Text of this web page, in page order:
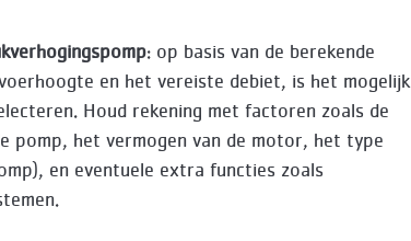
: op basis van de berekende
en het vereiste debiet, is het mogelijk
Houd rekening met factoren zoals de
pomp, het vermogen van de motor, het type
en eventuele extra functies zoals